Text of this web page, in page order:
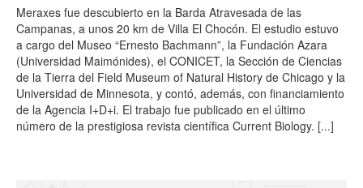
Meraxes fue descubierto en la Barda Atravesada de las
Campanas, a unos 20 km de Villa El Chocón. El estudio estuvo
a cargo del Museo “Ernesto Bachmann”, la Fundación Azara
(Universidad Maimónides), el CONICET, la Sección de Ciencias
de la Tierra del Field Museum of Natural History de Chicago y la
Universidad de Minnesota, y contó, además, con financiamiento
de la Agencia I+D+i. El trabajo fue publicado en el último
número de la prestigiosa revista científica Current Biology. [...]